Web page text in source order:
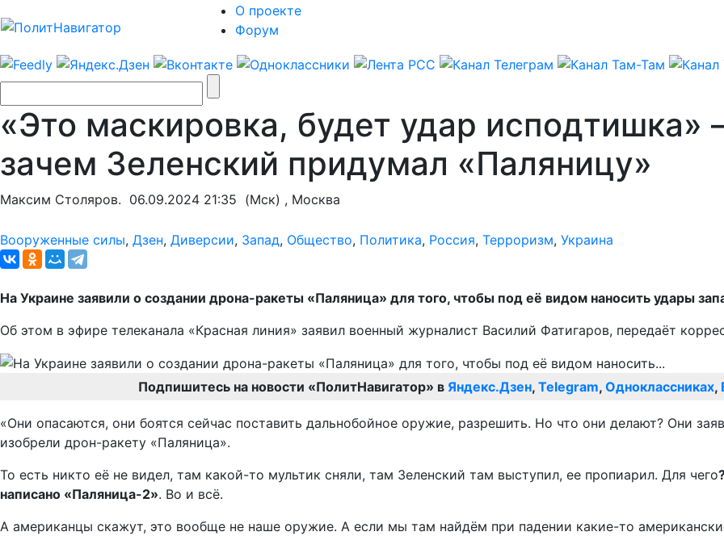
О проекте
Форум
«Это маскировка, будет удар исподтишка»
зачем Зеленский придумал «Паляницу»
Максим Столяров. 06.09.2024 21:35 (Мск) , Москва
Вооруженные силы, Дзен, Диверсии, Запад, Общество, Политика, Россия, Терроризм, Украина
На Украине заявили о создании дрона-ракеты «Паляница» для того, чтобы под её видом наносить удары
Об этом в эфире телеканала «Красная линия» заявил военный журналист Василий Фатигаров, передаёт
Подпишитесь на новости «ПолитНавигатор» в Яндекс.Дзен, Telegram, Одноклассниках,
«Они опасаются, они боятся сейчас поставить дальнобойное оружие, разрешить. Но что они делают? Они
изобрели дрон-ракету «Паляница».
То есть никто её не видел, там какой-то мультик сняли, там Зеленский там выступил, ее пропиарил. Для чего
написано «Паляница-2». Во и всё.
А американцы скажут, это вообще не наше оружие. А если мы там найдём при падении какие-то